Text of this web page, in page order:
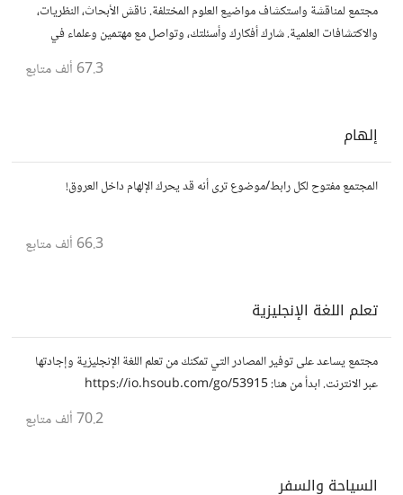
مجتمع لمناقشة واستكشاف مواضيع العلوم المختلفة. ناقش الأبحاث، النظريات،
والاكتشافات العلمية. شارك أفكارك وأسئلتك، وتواصل مع مهتمين وعلماء في
67.3 ألف متابع
إلهام
المجتمع مفتوح لكل رابط/موضوع ترى أنه قد يحرك الإلهام داخل العروق!
66.3 ألف متابع
تعلم اللغة الإنجليزية
مجتمع يساعد على توفير المصادر التي تمكنك من تعلم اللغة الإنجليزية وإجادتها
عبر الانترنت. ابدأ من هنا: https://io.hsoub.com/go/53915
70.2 ألف متابع
السياحة والسفر